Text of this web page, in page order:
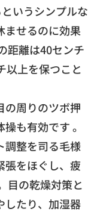
いうシンプルな
ませるのに効果
距離は40センチ
以上を保つこと
の周りのツボ押
も有効です 。
調整を司る毛様
張をほぐし、疲
目の乾燥対策と
したり、加湿器